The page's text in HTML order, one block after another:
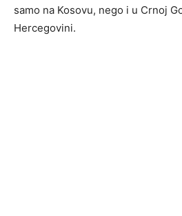
samo na Kosovu, nego i u Crnoj
Hercegovini.